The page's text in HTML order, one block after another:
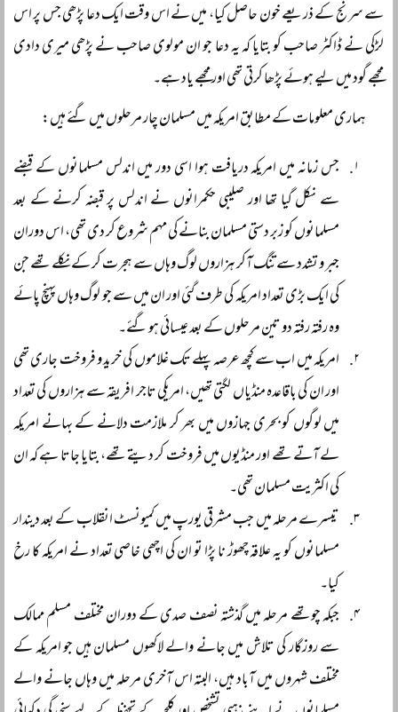
سے سرنج کے ذریعے خون حاصل کیا، میں نے اس وقت ایک دعا پڑھی جس پر اس
لڑکی نے ڈاکٹر صاحب کو بتایا کہ یہ دعا جو ان مولوی صاحب نے پڑھی میری دادی
مجھے گود میں لیے ہوئے پڑھا کرتی تھی اور مجھے یاد ہے۔
ہماری معلومات کے مطابق امریکہ میں مسلمان چار مرحلوں میں گئے ہیں:
جس زمانہ میں امریکہ دریافت ہوا اسی دور میں اندلس مسلمانوں کے قبضے
سے نکل گیا تھا اور صلیبی حکمرانوں نے اندلس پر قبضہ کرنے کے بعد
مسلمانوں کو زبر دستی مسلمان بنانے کی مہم شروع کر دی تھی، اس دوران
جبر و تشدد سے تنگ آکر ہزاروں لوگ وہاں سے ہجرت کر کے نکلے تھے جن
کی ایک بڑی تعداد امریکہ کی طرف گئی اور ان میں سے جو لوگ وہاں پہنچ پائے
وہ رفتہ رفتہ دو تین مرحلوں کے بعد عیسائی ہو گئے۔
امریکہ میں اب سے کچھ عرصہ پہلے تک غلاموں کی خرید و فروخت جاری تھی
اور ان کی باقاعدہ منڈیاں لگتی تھیں، امریکی تاجر افریقہ سے ہزاروں کی تعداد
میں لوگوں کو بحری جہازوں میں بھر کر ملازمت دلانے کے بہانے امریکہ
لے آتے تھے اور منڈیوں میں فروخت کر دیتے تھے، بتایا جاتا ہے کہ ان
کی اکثریت مسلمان تھی۔
تیسرے مرحلہ میں جب مشرقی یورپ میں کمیونسٹ انقلاب کے بعد دیندار
مسلمانوں کو یہ علاقہ چھوڑ نا پڑا تو ان کی اچھی خاصی تعداد نے امریکہ کا رخ
کیا۔
جبکہ چوتھے مرحلہ میں گذشتہ نصف صدی کے دوران مختلف مسلم ممالک
سے روزگار کی تلاش میں جانے والے لاکھوں مسلمان ہیں جو امریکہ کے
مختلف شہروں میں آباد ہیں، البتہ اس آخری مرحلہ میں وہاں جانے والے